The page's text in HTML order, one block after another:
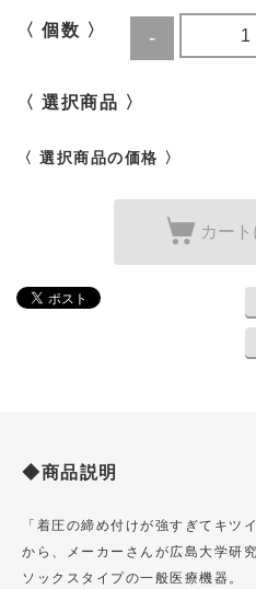
〈 個数 〉
〈 選択商品 〉
〈 選択商品の価格 〉
カー
◆商品説明
「着圧の締め付けが強すぎてキ
から、メーカーさんが広島大学研
ソックスタイプの一般医療機器。